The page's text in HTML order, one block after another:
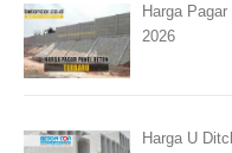
Harga
2026
Harga U